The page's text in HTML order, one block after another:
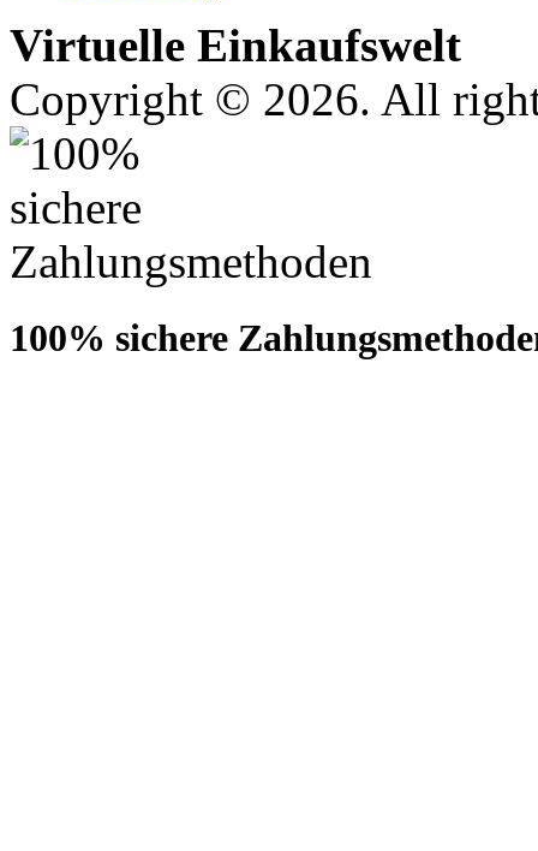
Virtuelle Einkaufswelt
Copyright © 2026. All
100% sichere